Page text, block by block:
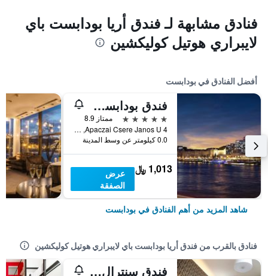
فنادق مشابهة لـ فندق أريا بودابست باي
لايبراري هوتيل كوليكشين
أفضل الفنادق في بودابست
فندق بودابست ماريوت
5 نجوم
ممتاز 8.9
Apaczai Csere Janos U 4, بودابست, هنغاريا
0.0 كيلومتر عن وسط المدينة
1,013 ﷼
عرض
الصفقة
شاهد المزيد من أهم الفنادق في بودابست
فنادق بالقرب من فندق أريا بودابست باي لايبراري هوتيل كوليكشين
فندق سنترال باسيليكا